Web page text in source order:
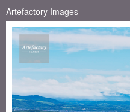
Artefactory Images